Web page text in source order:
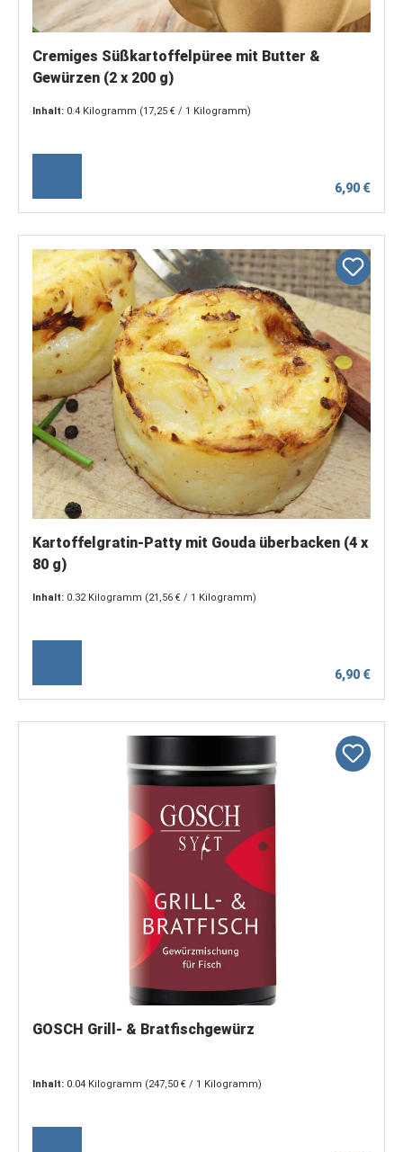
Cremiges Süßkartoffelpüree mit Butter &
Gewürzen (2 x 200 g)
Inhalt: 0.4 Kilogramm (17,25 € / 1 Kilogramm)
6,90 €
Kartoffelgratin-Patty mit Gouda überbacken (4 x
80 g)
Inhalt: 0.32 Kilogramm (21,56 € / 1 Kilogramm)
6,90 €
GOSCH Grill- & Bratfischgewürz
Inhalt: 0.04 Kilogramm (247,50 € / 1 Kilogramm)